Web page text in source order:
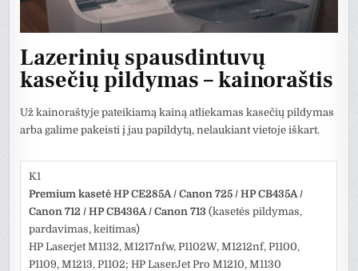
Lazerinių spausdintuvų
kasečių pildymas – kainoraštis
Už kainoraštyje pateikiamą kainą atliekamas kasečių pildymas
arba galime pakeisti į jau papildytą, nelaukiant vietoje iškart.
K1
Premium kasetė HP CE285A / Canon 725 / HP CB435A /
Canon 712 / HP CB436A / Canon 713 (kasetės pildymas,
pardavimas, keitimas)
HP Laserjet M1132, M1217nfw, P1102W, M1212nf, P1100,
P1109, M1213, P1102; HP LaserJet Pro M1210, M1130